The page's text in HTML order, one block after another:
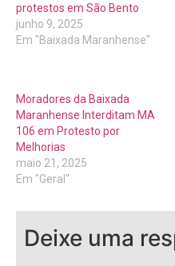
protestos em São Bento
junho 9, 2025
Em "Baixada Maranhense"
Moradores da Baixada
Maranhense Interditam MA
106 em Protesto por
Melhorias
maio 21, 2025
Em "Geral"
Deixe uma